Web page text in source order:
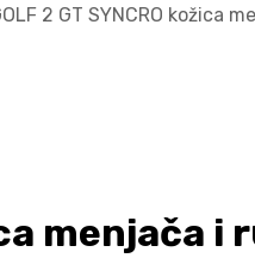
2 GT SYNCRO kožica
menjača i